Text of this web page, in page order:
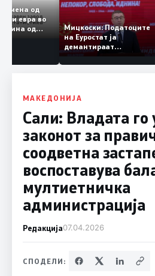
размена од
евра во
од
– Македонија
Мицкоски:
на Еуростат ја
демантираат
опозицијата
МАКЕДОНИЈА
Сали: Владата го
законот за
соодветна
воспоставува
мултиетничка
администрација
Редакција07.04.2026
СПОДЕЛИ: